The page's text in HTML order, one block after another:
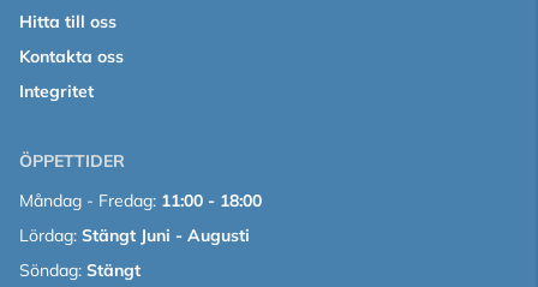
Hitta till oss
Kontakta oss
Integritet
ÖPPETTIDER
Måndag - Fredag: 11:00 - 18:00
Lördag: Stängt Juni - Augusti
Söndag: Stängt